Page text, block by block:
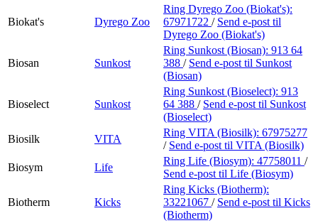
Biokat's Dyrego Zoo
Ring Dyrego Zoo (Biokat's):
67971722 / Send e-post til
Dyrego Zoo (Biokat's)
Biosan Sunkost
Ring Sunkost (Biosan): 913 64
388 / Send e-post til Sunkost
(Biosan)
Bioselect Sunkost
Ring Sunkost (Bioselect): 913
64 388 / Send e-post til Sunkost
(Bioselect)
Biosilk
VITA
Ring VITA (Biosilk): 67975277
/ Send e-post til VITA (Biosilk)
Biosym
Life
Ring Life (Biosym): 47758011 /
Send e-post til Life (Biosym)
Biotherm Kicks
Ring Kicks (Biotherm):
33221067 / Send e-post til Kicks
(Biotherm)